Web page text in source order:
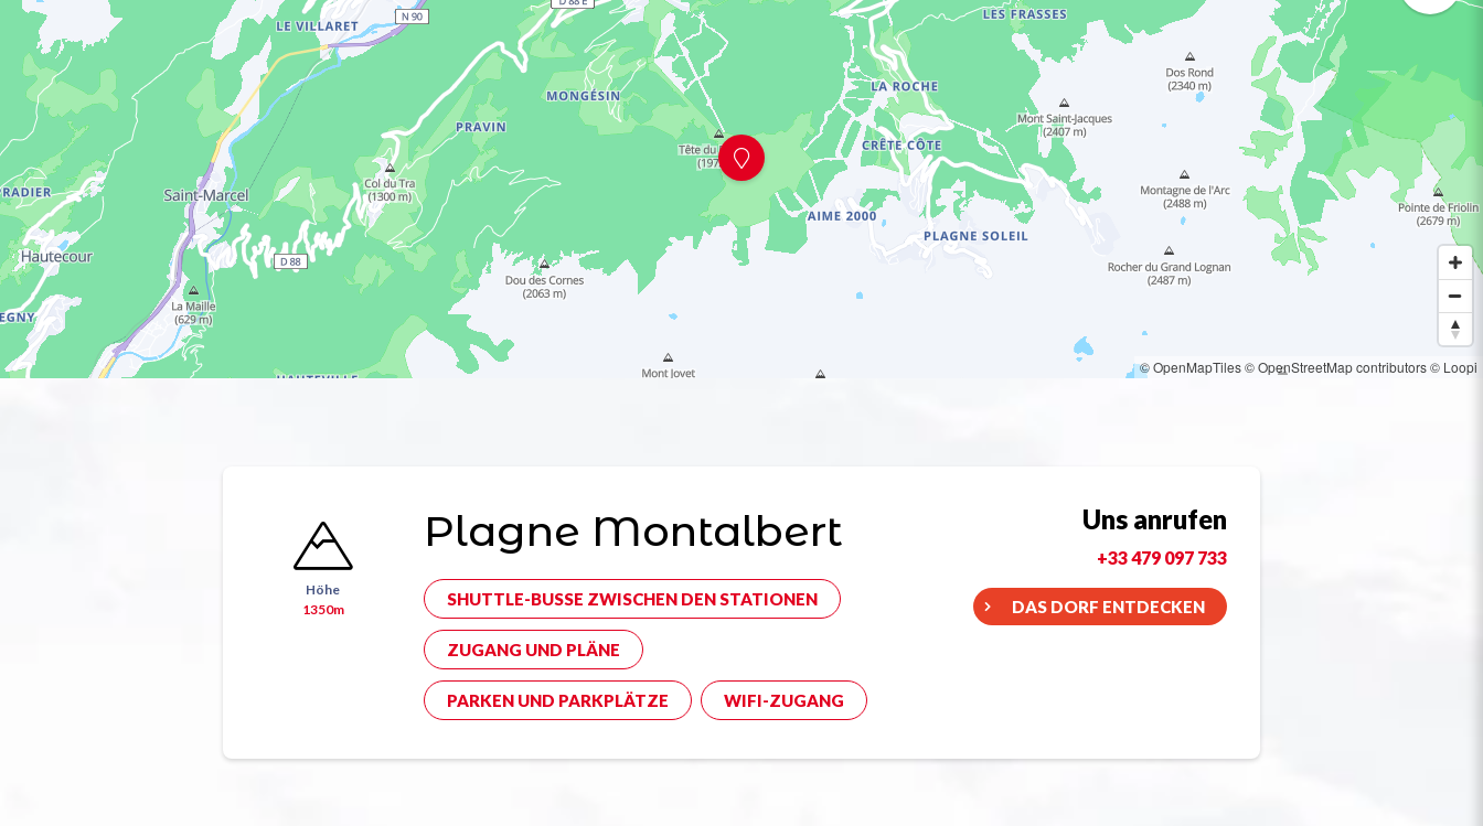
© OpenMapTiles© OpenStreetMap contributors© Loopi
Höhe
1350m
Plagne Montalbert
SHUTTLE-BUSSE ZWISCHEN DEN STATIONEN
ZUGANG UND PLÄNE
PARKEN UND PARKPLÄTZE WIFI-ZUGANG
Uns anrufen
+33 479 097 733
DAS DORF ENTDECKEN